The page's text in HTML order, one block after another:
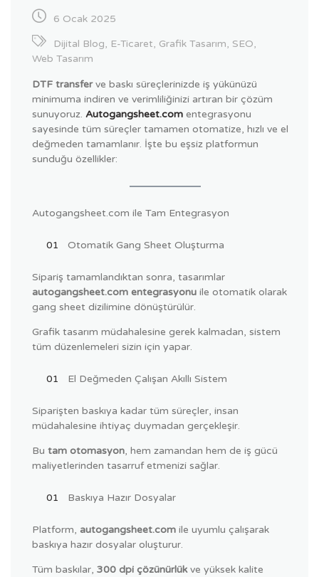
6 Ocak 2025
Dijital Blog, E-Ticaret, Grafik Tasarım, SEO,
Web Tasarım
DTF transferve baskı süreçlerinizde iş yükünüzü
minimuma indiren ve verimliliğinizi artıran bir çözüm
sunuyoruz. Autogangsheet.com entegrasyonu
sayesinde tüm süreçler tamamen otomatize, hızlı ve el
değmeden tamamlanır. İşte bu eşsiz platformun
sunduğu özellikler:
Autogangsheet.com ile Tam Entegrasyon
Otomatik Gang Sheet Oluşturma
Sipariş tamamlandıktan sonra, tasarımlar
autogangsheet.com entegrasyonu ile otomatik olarak
gang sheet dizilimine dönüştürülür.
Grafik tasarım müdahalesine gerek kalmadan, sistem
tüm düzenlemeleri sizin için yapar.
El Değmeden Çalışan Akıllı Sistem
Siparişten baskıya kadar tüm süreçler, insan
müdahalesine ihtiyaç duymadan gerçekleşir.
Bu tam otomasyon, hem zamandan hem de iş gücü
maliyetlerinden tasarruf etmenizi sağlar.
Baskıya Hazır Dosyalar
Platform, autogangsheet.com ile uyumlu çalışarak
baskıya hazır dosyalar oluşturur.
Tüm baskılar, 300 dpi çözünürlükve yüksek kalite